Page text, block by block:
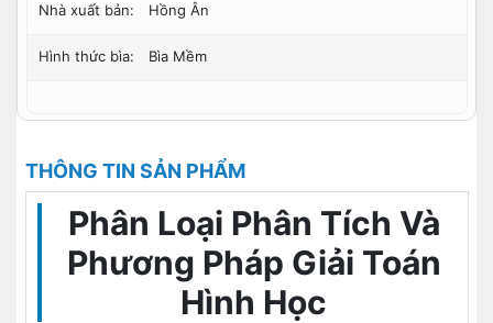
Nhà xuất bản: Hồng Ân
Hình thức bìa: Bìa Mềm
THÔNG TIN SẢN PHẨM
Phân Loại Phân Tích Và
Phương Pháp Giải Toán
Hình Học